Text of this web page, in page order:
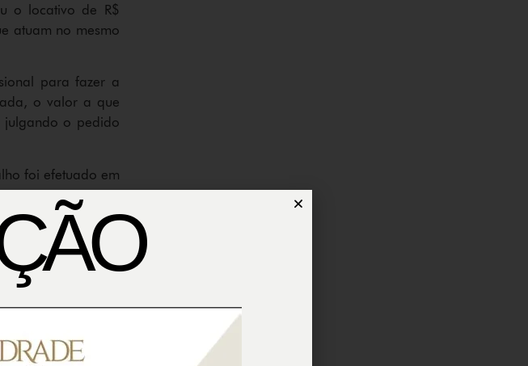
o locativo de R$
atuam no mesmo
para fazer a
o valor a que
julgando o pedido
foi efetuado em
relator, frisou
ultrapassar os
pelo perito é
superior àqueles